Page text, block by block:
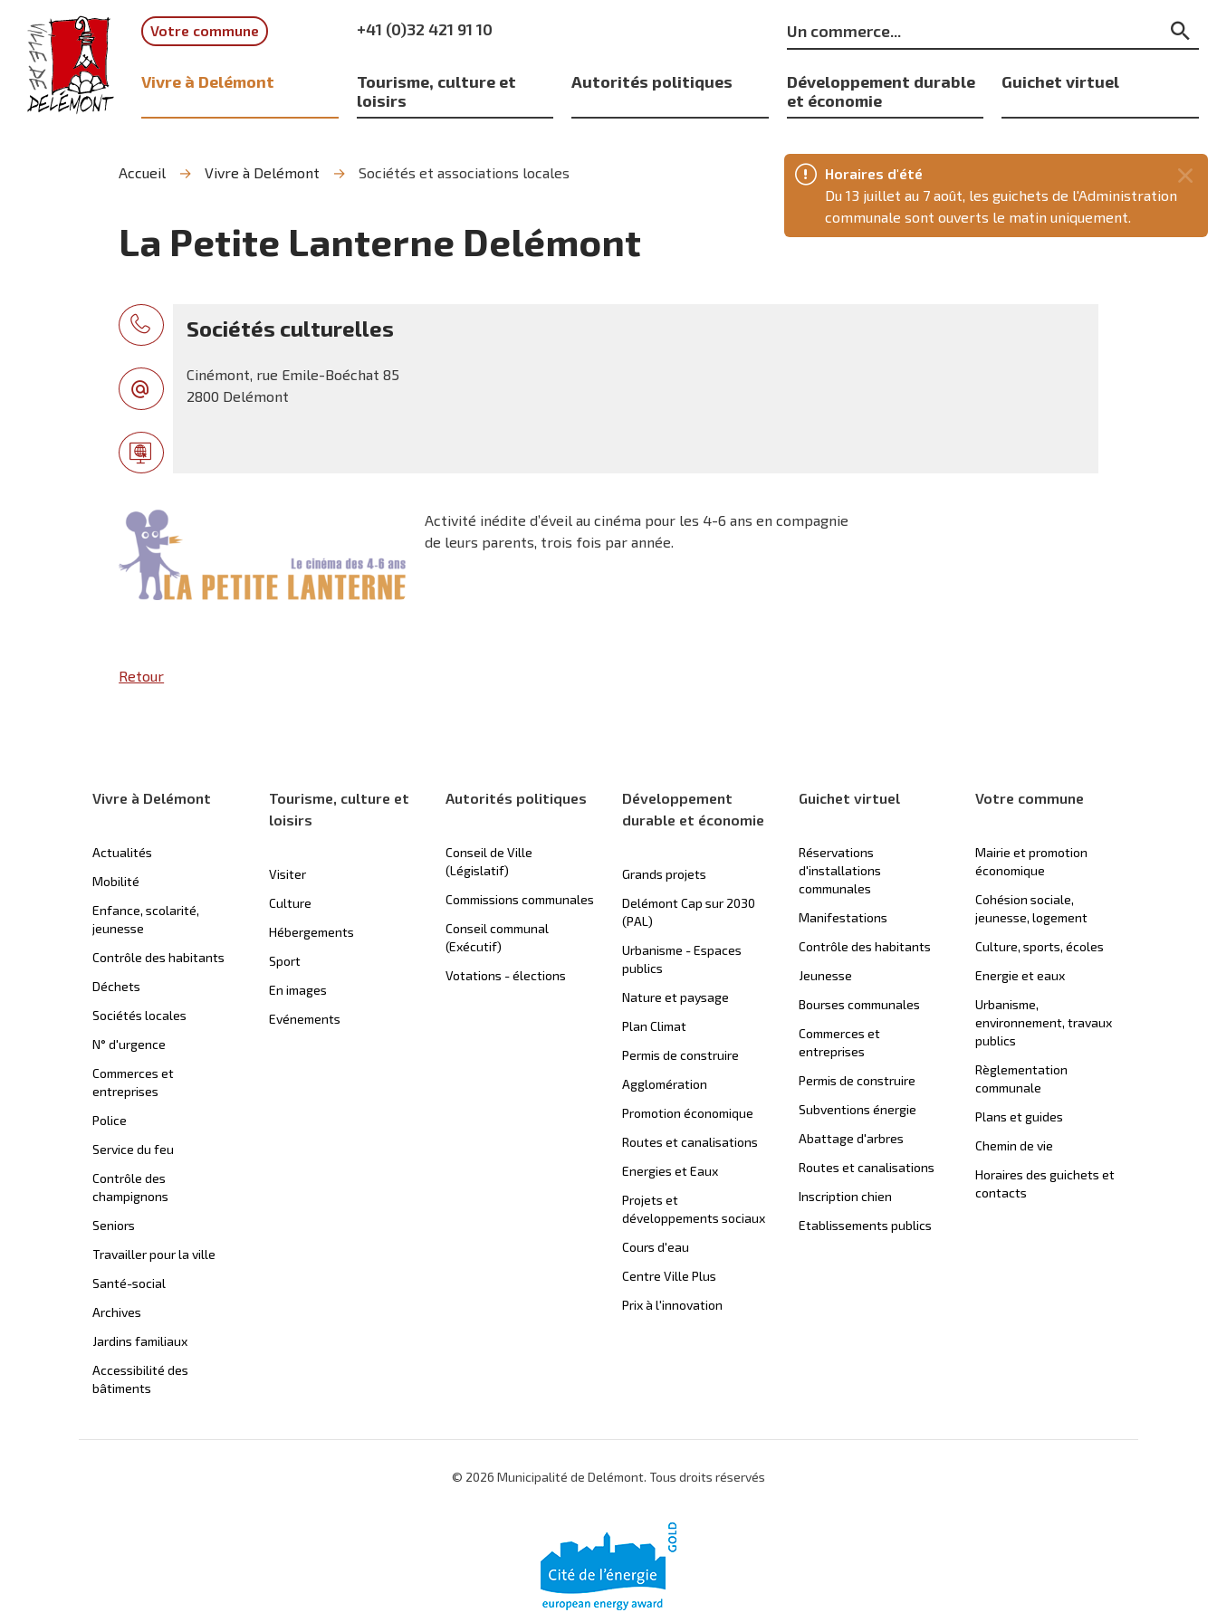
recherche
contenu
navigation
Horaires d'été
Du 13 juillet au 7 août, les guichets de l'Administration
communale sont ouverts le matin uniquement.
Votre commune +41 (0)32 421 91 10
Mots
clés
Vivre à Delémont
Tourisme, culture et
loisirs
Autorités politiques
Développement durable
et économie
Guichet virtuel
Accueil Vivre à Delémont Sociétés et associations locales
La Petite Lanterne Delémont
Sociétés culturelles
Cinémont, rue Emile-Boéchat 85
2800 Delémont
Activité inédite d’éveil au cinéma pour les 4-6 ans en compagnie
de leurs parents, trois fois par année.
Retour
Vivre à Delémont
Actualités
Mobilité
Enfance, scolarité,
jeunesse
Contrôle des habitants
Déchets
Sociétés locales
N° d'urgence
Commerces et
entreprises
Police
Service du feu
Contrôle des
champignons
Seniors
Travailler pour la ville
Santé-social
Archives
Jardins familiaux
Accessibilité des
bâtiments
Tourisme, culture et
loisirs
Visiter
Culture
Hébergements
Sport
En images
Evénements
Autorités politiques
Conseil de Ville
(Législatif)
Commissions communales
Conseil communal
(Exécutif)
Votations - élections
Développement
durable et économie
Grands projets
Delémont Cap sur 2030
(PAL)
Urbanisme - Espaces
publics
Nature et paysage
Plan Climat
Permis de construire
Agglomération
Promotion économique
Routes et canalisations
Energies et Eaux
Projets et
développements sociaux
Cours d'eau
Centre Ville Plus
Prix à l'innovation
Guichet virtuel
Réservations
d'installations
communales
Manifestations
Contrôle des habitants
Jeunesse
Bourses communales
Commerces et
entreprises
Permis de construire
Subventions énergie
Abattage d'arbres
Routes et canalisations
Inscription chien
Etablissements publics
Votre commune
Mairie et promotion
économique
Cohésion sociale,
jeunesse, logement
Culture, sports, écoles
Energie et eaux
Urbanisme,
environnement, travaux
publics
Règlementation
communale
Plans et guides
Chemin de vie
Horaires des guichets et
contacts
© 2026 Municipalité de Delémont. Tous droits réservés